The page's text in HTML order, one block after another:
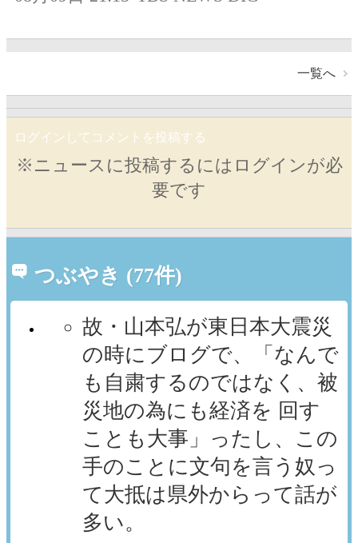
一覧へ
ログインしてコメントを投稿する
※ニュースに投稿するにはログインが必
要です
つぶやき (77件)
故・山本弘が東日本大震災
の時にブログで、「なんで
も自粛するのではなく、被
災地の為にも経済を 回す
ことも大事」ったし、この
手のことに文句を言う奴っ
て大抵は県外からって話が
多い。